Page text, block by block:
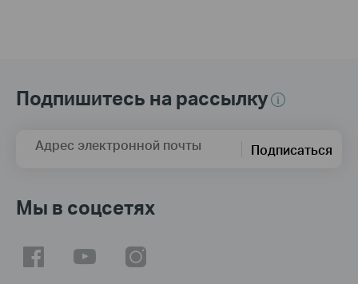
Подпишитесь на рассылку
Адрес электронной почты Подписаться
Мы в соцсетях